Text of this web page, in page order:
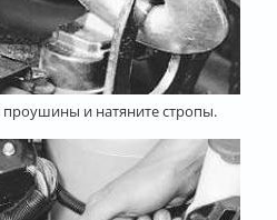
и натяните стропы.